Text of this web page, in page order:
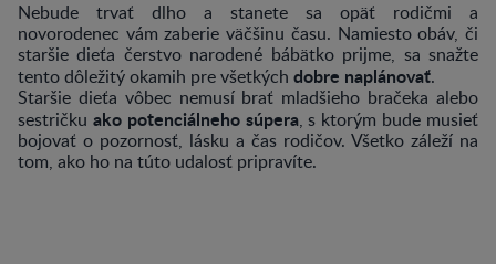
Nebude trvať dlho a stanete sa opäť rodičmi a
novorodenec vám zaberie väčšinu času. Namiesto obáv, či
staršie dieťa čerstvo narodené bábätko prijme, sa snažte
tento dôležitý okamih pre všetkých dobre naplánovať.
Staršie dieťa vôbec nemusí brať mladšieho bračeka alebo
sestričku ako potenciálneho súpera, s ktorým bude musieť
bojovať o pozornosť, lásku a čas rodičov. Všetko záleží na
tom, ako ho na túto udalosť pripravíte.